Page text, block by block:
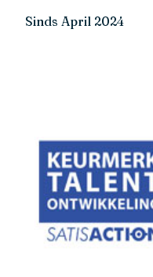
Sinds April 2024